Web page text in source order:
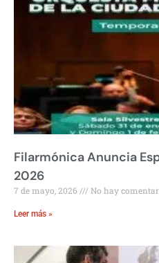
Filarmónica Anuncia
2026
7 de mayo, 2026 No hay
Leer más »